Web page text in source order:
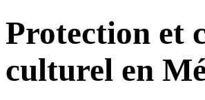
Protection et
culturel en